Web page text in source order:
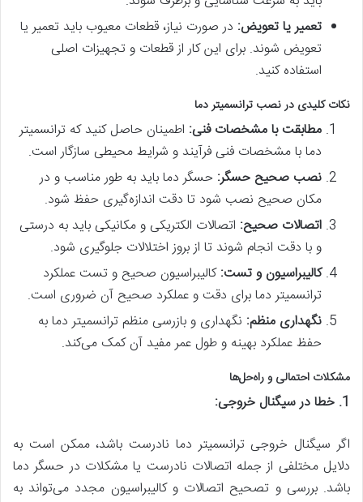
تعمیر یا تعویض: در صورت نیاز، قطعات معیوب باید تعمیر یا
تعویض شوند. برای این کار از قطعات و تجهیزات اصلی
استفاده کنید.
نکات کلیدی در نصب ترانسمیتر دما
مطابقت با مشخصات فنی: اطمینان حاصل کنید که ترانسمیتر
دما با مشخصات فنی فرآیند و شرایط محیطی سازگار است.
نصب صحیح حسگر: حسگر دما باید به طور مناسب و در
مکان صحیح نصب شود تا دقت اندازه‌گیری حفظ شود.
اتصالات صحیح: اتصالات الکتریکی و مکانیکی باید به درستی
و با دقت انجام شوند تا از بروز اختلالات جلوگیری شود.
کالیبراسیون و تست:کالیبراسیون صحیح و تست عملکرد
ترانسمیتر دما برای دقت و عملکرد صحیح آن ضروری است.
نگهداری منظم: نگهداری و بازرسی منظم ترانسمیتر دما به
حفظ عملکرد بهینه و طول عمر مفید آن کمک می‌کند.
مشکلات احتمالی و راه‌حل‌ها
1. خطا در سیگنال خروجی:
اگر سیگنال خروجی ترانسمیتر دما نادرست باشد، ممکن است به
دلایل مختلفی از جمله اتصالات نادرست یا مشکلات در حسگر دما
باشد. بررسی و تصحیح اتصالات و کالیبراسیون مجدد می‌تواند به